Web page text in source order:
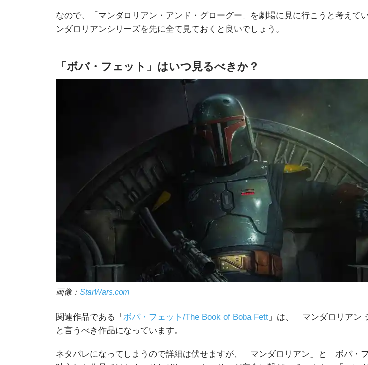
なので、「マンダロリアン・アンド・グローグー」を劇場に見に行こうと考えて
ンダロリアンシリーズを先に全て見ておくと良いでしょう。
「ボバ・フェット」はいつ見るべきか？
画像： StarWars.com
関連作品である「 ボバ・フェット/The Book of Boba Fett 」は、「マンダロリアン
と言うべき作品になっています。
ネタバレになってしまうので詳細は伏せますが、「マンダロリアン」と「ボバ・